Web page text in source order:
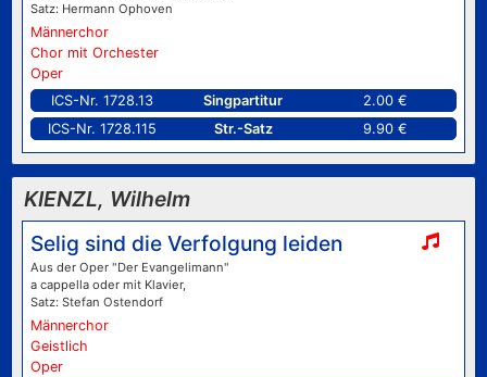
Satz: Hermann Ophoven
Männerchor
Chor mit Orchester
Oper
ICS-Nr. 1728.13
Singpartitur
2.00 €
ICS-Nr. 1728.115
Str.-Satz 9.90 €
KIENZL, Wilhelm
Selig sind die Verfolgung leiden
Aus der Oper "Der Evangelimann"
a cappella oder mit Klavier,
Satz: Stefan Ostendorf
Männerchor
Geistlich
Oper